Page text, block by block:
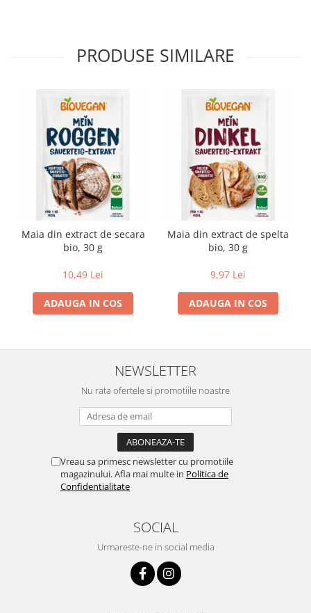
PRODUSE SIMILARE
Maia din extract de secara
bio, 30 g
10,49 Lei
ADAUGA IN COS
Maia din extract de spelta
bio, 30 g
9,97 Lei
ADAUGA IN COS
NEWSLETTER
Nu rata ofertele si promotiile noastre
Vreau sa primesc newsletter cu promotiile
magazinului. Afla mai multe in Politica de
Confidentialitate
SOCIAL
Urmareste-ne in social media